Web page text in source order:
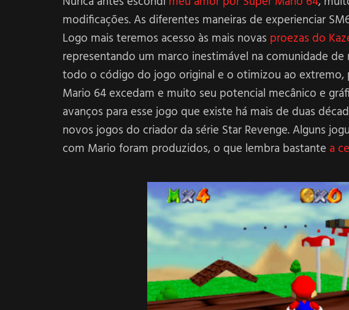
modificações. As diferentes maneiras de experienciar
Logo mais teremos acesso às mais novas proezas do
representando um marco inestimável na comunidade
todo o código do jogo original e o otimizou ao extremo,
Mario 64 excedam e muito seu potencial mecânico e
avanços para esse jogo que existe há mais de duas
novos jogos do criador da série Star Revenge. Alguns
com Mario foram produzidos, o que lembra bastante a